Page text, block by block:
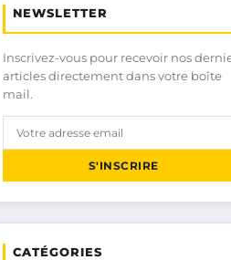
NEWSLETTER
Inscrivez-vous pour recevoir nos
articles directement dans votre boîte
mail.
S'INSCRIRE
CATÉGORIES